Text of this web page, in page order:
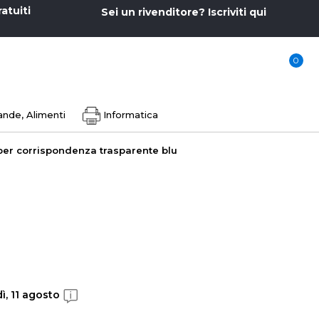
Sei un rivenditore? Iscriviti qui
0
Alimenti
Informatica
corrispondenza trasparente blu
11 agosto